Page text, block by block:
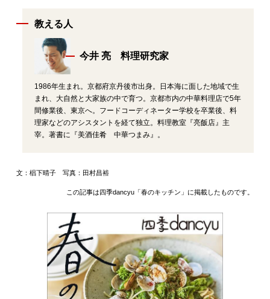
教える人
今井 亮 料理研究家
1986年生まれ。京都府京丹後市出身。日本海に面した地域で生
まれ、大自然と大家族の中で育つ。京都市内の中華料理店で5年
間修業後、東京へ。フードコーディネーター学校を卒業後、料
理家などのアシスタントを経て独立。料理教室『亮飯店』主
宰。著書に『美酒佳肴 中華つまみ』。
文：椙下晴子 写真：田村昌裕
この記事は四季dancyu「春のキッチン」に掲載したものです。